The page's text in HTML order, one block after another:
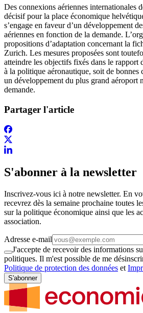
Des connexions aériennes internationales
décisif pour la place économique
s’engage en faveur d’un développement
aériennes en fonction de la demande.
propositions d’adaptation concernant la
Zurich. Les mesures proposées sont
atteindre les objectifs fixés dans le rapport
à la politique aéronautique, soit de bonnes
un développement du plus grand aéroport
demande.
Partager l'article
S'abonner à la newsletter
Inscrivez-vous ici à notre newsletter. En
recevrez dès la semaine prochaine toutes
sur la politique économique ainsi que les
association.
Adresse e-mail
J'accepte de recevoir des informations
politiques. Il m'est possible de me
Politique de protection des données et
S'abonner